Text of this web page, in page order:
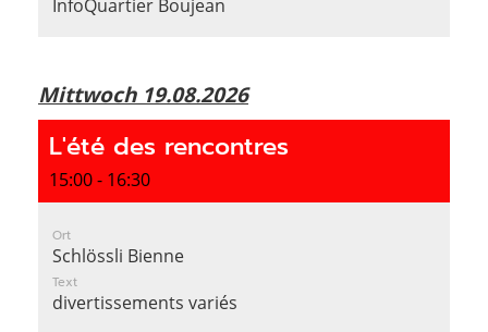
InfoQuartier Boujean
Mittwoch 19.08.2026
L'été des rencontres
15:00 - 16:30
Ort
Schlössli Bienne
Text
divertissements variés